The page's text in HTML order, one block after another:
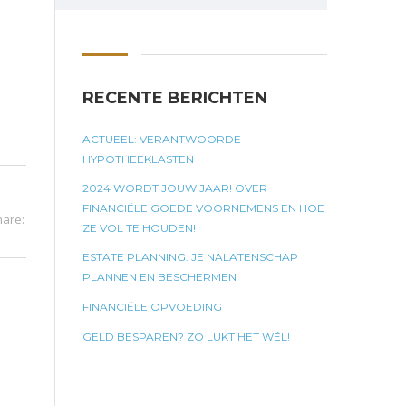
RECENTE BERICHTEN
ACTUEEL: VERANTWOORDE
HYPOTHEEKLASTEN
2024 WORDT JOUW JAAR! OVER
FINANCIËLE GOEDE VOORNEMENS EN HOE
ZE VOL TE HOUDEN!
ESTATE PLANNING: JE NALATENSCHAP
PLANNEN EN BESCHERMEN
FINANCIËLE OPVOEDING
GELD BESPAREN? ZO LUKT HET WÉL!